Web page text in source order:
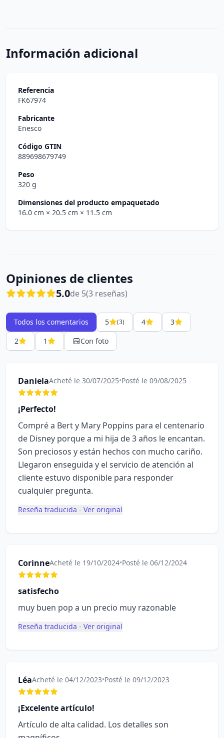
Información adicional
Referencia
FK67974
Fabricante
Enesco
Código GTIN
889698679749
Peso
320 g
Dimensiones del producto empaquetado
16.0 cm × 20.5 cm × 11.5 cm
Opiniones de clientes
5.0de 5(3 reseñas)
Todos los comentarios 5 (3) 4
3
2
1 Con foto
DanielaAcheté le 30/07/2025•Posté le 09/08/2025
¡Perfecto!
Compré a Bert y Mary Poppins para el centenario
de Disney porque a mi hija de 3 años le encantan.
Son preciosos y están hechos con mucho cariño.
Llegaron enseguida y el servicio de atención al
cliente estuvo disponible para responder
cualquier pregunta.
Reseña traducida - Ver original
CorinneAcheté le 19/10/2024•Posté le 06/12/2024
satisfecho
muy buen pop a un precio muy razonable
Reseña traducida - Ver original
LéaAcheté le 04/12/2023•Posté le 09/12/2023
¡Excelente artículo!
Artículo de alta calidad. Los detalles son